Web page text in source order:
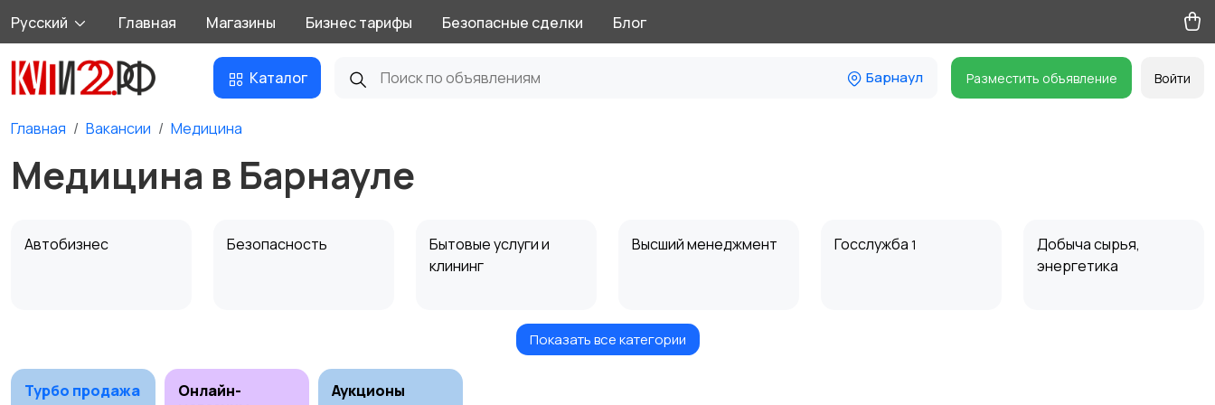
Русский Главная Магазины Бизнес тарифы Безопасные сделки Блог
Каталог Барнаул Разместить объявление Войти
Главная Вакансии Медицина
Медицина в Барнауле
Автобизнес Безопасность
Бытовые услуги и
клининг
Высший менеджмент Госслужба 1
Добыча сырья,
энергетика
Информационные
технологии
Искусство и
Показать все категории
Турбо продажа
Онлайн-
Аукционы